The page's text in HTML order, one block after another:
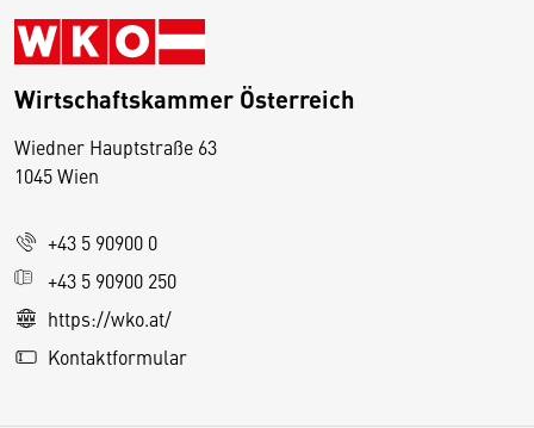
Wirtschaftskammer Österreich
Wiedner Hauptstraße 63
1045 Wien
+43 5 90900 0
+43 5 90900 250
https://wko.at/
Kontaktformular
D
s
e
S
e